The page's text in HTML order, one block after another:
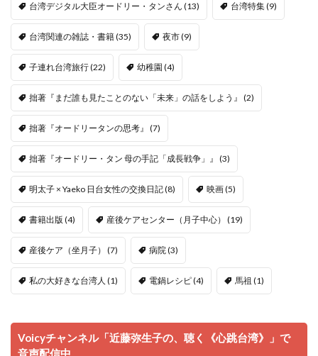
台湾デジタル大臣オードリー・タンさん (13) 台湾特集(9)
台湾関連の雑誌・書籍(35) 夜市(9)
子連れ台湾旅行(22) 幼稚園 (4)
拙著『まだ誰も見たことのない「未来」の話をしよう』 (2)
拙著『オードリータンの思考』 (7)
拙著『オードリー・タン 母の手記「成長戦争」』 (3)
明太子 × Yaeko 日台女性の交換日記(8) 映画(5)
書籍出版 (4) 産後ケアセンター（月子中心） (19)
産後ケア（坐月子） (7) 病院(3)
私の大好きな台湾人 (1) 電鍋レシピ(4) 馬祖 (1)
Voicyチャンネル「近藤弥生子の、聴く《心跳台湾》」で
音声配信中